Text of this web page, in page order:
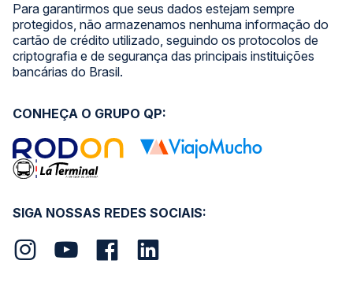
Para garantirmos que seus dados estejam sempre
protegidos, não armazenamos nenhuma informação do
cartão de crédito utilizado, seguindo os protocolos de
criptografia e de segurança das principais instituições
bancárias do Brasil.
SIGA NOSSAS REDES SOCIAIS:
CONHEÇA O GRUPO QP: